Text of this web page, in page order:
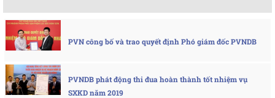
PVN công bố và trao quyết định Phó giám đốc PVNDB
PVNDB phát động thi đua hoàn thành tốt nhiệm vụ
SXKD năm 2019